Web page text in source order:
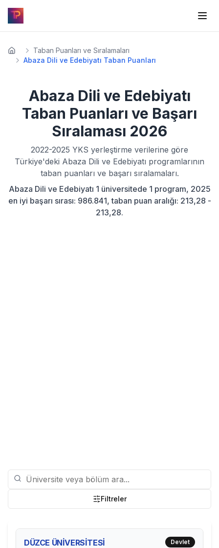
Taban Puanları ve Sıralamaları
Abaza Dili ve Edebiyatı Taban Puanları
Abaza Dili ve Edebiyatı
Taban Puanları ve Başarı
Sıralaması 2026
2022-2025 YKS yerleştirme verilerine göre
Türkiye'deki Abaza Dili ve Edebiyatı programlarının
taban puanları ve başarı sıralamaları.
Abaza Dili ve Edebiyatı 1 üniversitede 1 program, 2025
en iyi başarı sırası: 986.841, taban puan aralığı: 213,28 -
213,28.
Filtreler
DÜZCE ÜNİVERSİTESİ Devlet